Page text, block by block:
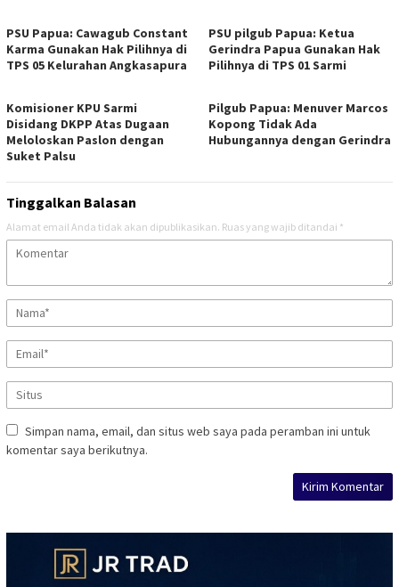
PSU Papua: Cawagub Constant
Karma Gunakan Hak Pilihnya di
TPS 05 Kelurahan Angkasapura
PSU pilgub Papua: Ketua
Gerindra Papua Gunakan Hak
Pilihnya di TPS 01 Sarmi
Komisioner KPU Sarmi
Disidang DKPP Atas Dugaan
Meloloskan Paslon dengan
Suket Palsu
Pilgub Papua: Menuver Marcos
Kopong Tidak Ada
Hubungannya dengan Gerindra
Tinggalkan Balasan
Alamat email Anda tidak akan dipublikasikan. Ruas yang wajib ditandai *
Simpan nama, email, dan situs web saya pada peramban ini untuk
komentar saya berikutnya.